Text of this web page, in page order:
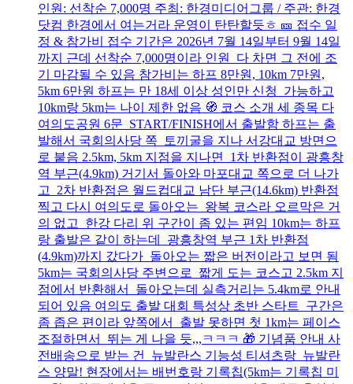
인원: 선착순 7,000명 주최: 한경미디어그룹 / 주관: 한경
닷컴 한경에서 여는거라 운영이 탄탄할듯ㅎ 🎫 접수 일
정 & 참가비 접수 기간은 2026년 7월 14일부터 9월 14일
까지 근데 선착순 7,000명이라 인원 다 차면 그 전에 조
기 마감될 수 있음 참가비는 하프 8만원, 10km 7만원,
5km 6만원 하프는 만 18세 이상 성인만 신청 가능하고
10km랑 5km는 나이 제한 없음 🧭 코스 소개 세 종목 다
여의도공원 6문 START/FINISH에서 출발함 하프는 출
발해서 국회의사당 쪽 토끼굴을 지나 서강대교 방면으
로 붙음 2.5km, 5km 지점을 지나면 1차 반환점이 광흥창
역 부근(4.9km) 거기서 돌아와 마포대교 쪽으로 더 나가
고 2차 반환점은 월드컵대교 남단 부근(14.6km) 반환점
찍고 다시 여의도로 돌아오는 왕복 코스라 오르막은 거
의 없고 한강 다리 위 구간이 좀 있는 편임 10km는 하프
랑 출발은 같이 하는데 광흥창역 부근 1차 반환점
(4.9km)까지 갔다가 돌아오는 짧은 버전이라고 보면 됨
5km는 국회의사당 주변으로 짧게 도는 코스고 2.5km 지
점에서 반환해서 돌아오는데 실측거리는 5.4km로 안내
되어 있음 여의도 출발 대회 특성상 초반 스타트 구간은
좀 좁은 편이라 앞쪽에서 출발 못하면 첫 1km는 페이스
조절하면서 뛰는 게 나을 듯,,,ㅋㅋㅋ 🎁 기념품 안내 사
전배송으로 받는 건 뉴발란스 기능성 티셔츠랑 뉴발란
스 양말! 현장에서는 배번호랑 기록칩(5km는 기록칩 미